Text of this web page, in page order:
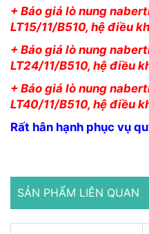
+ Báo giá lò nung
LT15/11/B510, hệ điều
+ Báo giá lò nung
LT24/11/B510, hệ điều
+ Báo giá lò nung
LT40/11/B510, hệ điều
Rất hân hạnh phục vụ
SẢN PHẨM LIÊN QUAN